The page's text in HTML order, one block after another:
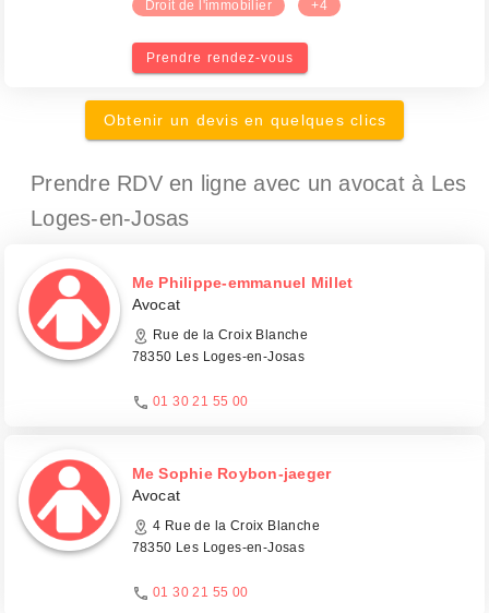
Droit de l'immobilier
+4
Prendre rendez-vous
Obtenir un devis en quelques clics
Prendre RDV en ligne avec un avocat à Les
Loges-en-Josas
Me Philippe-emmanuel Millet
Avocat
Rue de la Croix Blanche
78350 Les Loges-en-Josas
01 30 21 55 00
Me Sophie Roybon-jaeger
Avocat
4 Rue de la Croix Blanche
78350 Les Loges-en-Josas
01 30 21 55 00